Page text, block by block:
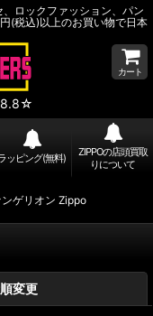
ロックファッション、パン
(税込)以上のお買い物で日本
カート
ッピング(無料)
ZIPPOの店頭買取
りについて
ゲリオン Zippo
変更